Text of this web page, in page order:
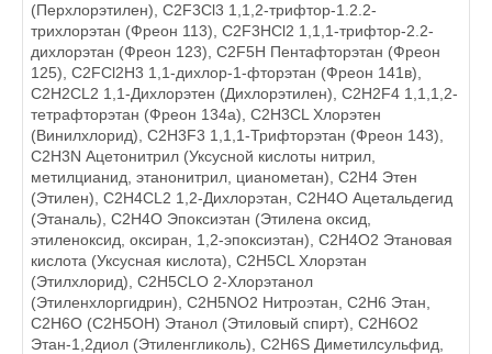
(Перхлорэтилен), C2F3Cl3 1,1,2-трифтор-1.2.2-
трихлорэтан (Фреон 113), C2F3HCl2 1,1,1-трифтор-2.2-
дихлорэтан (Фреон 123), C2F5Н Пентафторэтан (Фреон
125), C2FCl2H3 1,1-дихлор-1-фторэтан (Фреон 141в),
C2H2CL2 1,1-Дихлорэтен (Дихлорэтилен), C2H2F4 1,1,1,2-
тетрафторэтан (Фреон 134а), C2H3CL Хлорэтен
(Винилхлорид), C2H3F3 1,1,1-Трифторэтан (Фреон 143),
C2H3N Ацетонитрил (Уксусной кислоты нитрил,
метилцианид, этанонитрил, цианометан), C2H4 Этен
(Этилен), C2H4CL2 1,2-Дихлорэтан, C2H4O Ацетальдегид
(Этаналь), C2H4O Эпоксиэтан (Этилена оксид,
этиленоксид, оксиран, 1,2-эпоксиэтан), C2H4O2 Этановая
кислота (Уксусная кислота), C2H5CL Хлорэтан
(Этилхлорид), C2H5CLО 2-Хлорэтанол
(Этиленхлоргидрин), C2H5NO2 Нитроэтан, C2H6 Этан,
C2H6O (C2H5OH) Этанол (Этиловый спирт), C2H6O2
Этан-1,2диол (Этиленгликоль), C2H6S Диметилсульфид,